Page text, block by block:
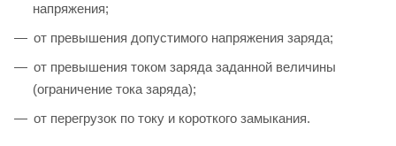
напряжения;
от превышения допустимого напряжения заряда;
от превышения током заряда заданной величины
(ограничение тока заряда);
от перегрузок по току и короткого замыкания.